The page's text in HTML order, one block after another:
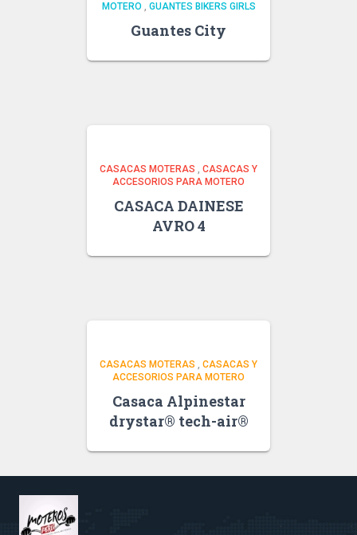
MOTERO, GUANTES BIKERS GIRLS
Guantes City
CASACAS MOTERAS , CASACAS Y
ACCESORIOS PARA MOTERO
CASACA DAINESE
AVRO 4
CASACAS MOTERAS , CASACAS Y
ACCESORIOS PARA MOTERO
Casaca Alpinestar
drystar® tech-air®